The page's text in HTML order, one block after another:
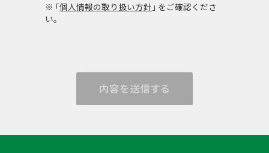
※ ｢個人情報の取り扱い方針 ｣ をご確認くださ
い。
内容を送信する